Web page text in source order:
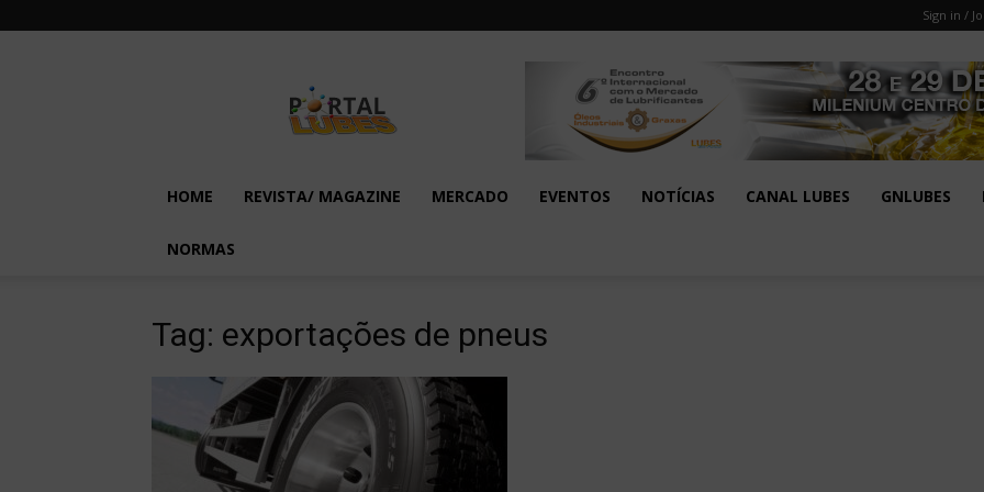
Sign in /
em
Foco
HOME REVISTA/ MAGAZINE MERCADO EVENTOS NOTÍCIAS CANAL LUBES GNLUBES
NORMAS
Tag: exportações de pneus